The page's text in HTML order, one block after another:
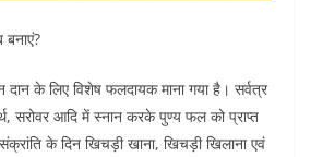
के लिए विशेष फलदायक माना गया है। सर्वत्र
सरोवर आदि में स्नान करके पुण्य फल को प्राप्त
के दिन खिचड़ी खाना, खिचड़ी खिलाना एवं